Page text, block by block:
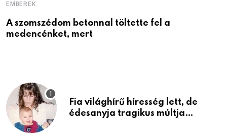
EMBEREK
A szomszédom betonnal töltette fel a
medencénket, mert
Fia világhírű híresség lett, de
édesanyja tragikus múltja